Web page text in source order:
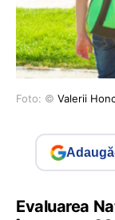
Foto: © Valerii
Evaluarea